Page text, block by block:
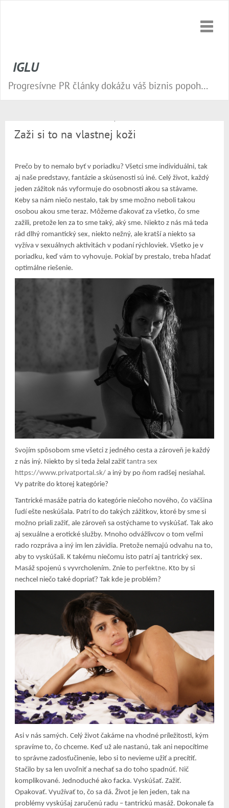
Toggle
IGLU
Progresívne PR články dokážu váš biznis popohnať vesmírnou rýchlosťou vpred. Nepremeškajte tú správnu príležitosť a publikujte na našom webe.
Zaži si to na vlastnej koži
Prečo by to nemalo byť v poriadku? Všetci sme individuálni, tak
aj naše predstavy, fantázie a skúsenosti sú iné. Celý život, každý
jeden zážitok nás vyformuje do osobnosti akou sa stávame.
Keby sa nám niečo nestalo, tak by sme možno neboli takou
osobou akou sme teraz. Môžeme ďakovať za všetko, čo sme
zažili, pretože len za to sme taký, aký sme. Niekto z nás má teda
rád dlhý romantický sex, niekto nežný, ale kratší a niekto sa
vyžíva v sexuálnych aktivitách v podaní rýchloviek. Všetko je v
poriadku, keď vám to vyhovuje. Pokiaľ by prestalo, treba hľadať
optimálne riešenie.
Svojím spôsobom sme všetci z jedného cesta a zároveň je každý
z nás iný. Niekto by si teda želal zažiťtantra sex
https://www.privatportal.sk/ a iný by po ňom radšej nesiahal.
Vy patríte do ktorej kategórie?
Tantrické masáže patria do kategórie niečoho nového, čo väčšina
ľudí ešte neskúšala. Patrí to do takých zážitkov, ktoré by sme si
možno priali zažiť, ale zároveň sa ostýchame to vyskúšať. Tak ako
aj sexuálne a erotické služby. Mnoho odvážlivcov o tom veľmi
rado rozpráva a iný im len závidia. Pretože nemajú odvahu na to,
aby to vyskúšali. K takému niečomu isto patrí aj tantrický sex.
Masáž spojenú s vyvrcholením. Znie to perfektne. Kto by si
nechcel niečo také dopriať? Tak kde je problém?
Asi v nás samých. Celý život čakáme na vhodné príležitosti, kým
spravíme to, čo chceme. Keď už ale nastanú, tak ani nepocítime
to správne zadosťučinenie, lebo si to nevieme užiť a precítiť.
Stačilo by sa len uvoľniť a nechať sa do toho spadnúť. Nič
komplikované. Jednoduché ako facka. Vyskúšať. Zažiť.
Opakovať. Využívať to, čo sa dá. Život je len jeden, tak na
problémy vyskúšaj zaručenú radu – tantrickú masáž. Dokonale ťa